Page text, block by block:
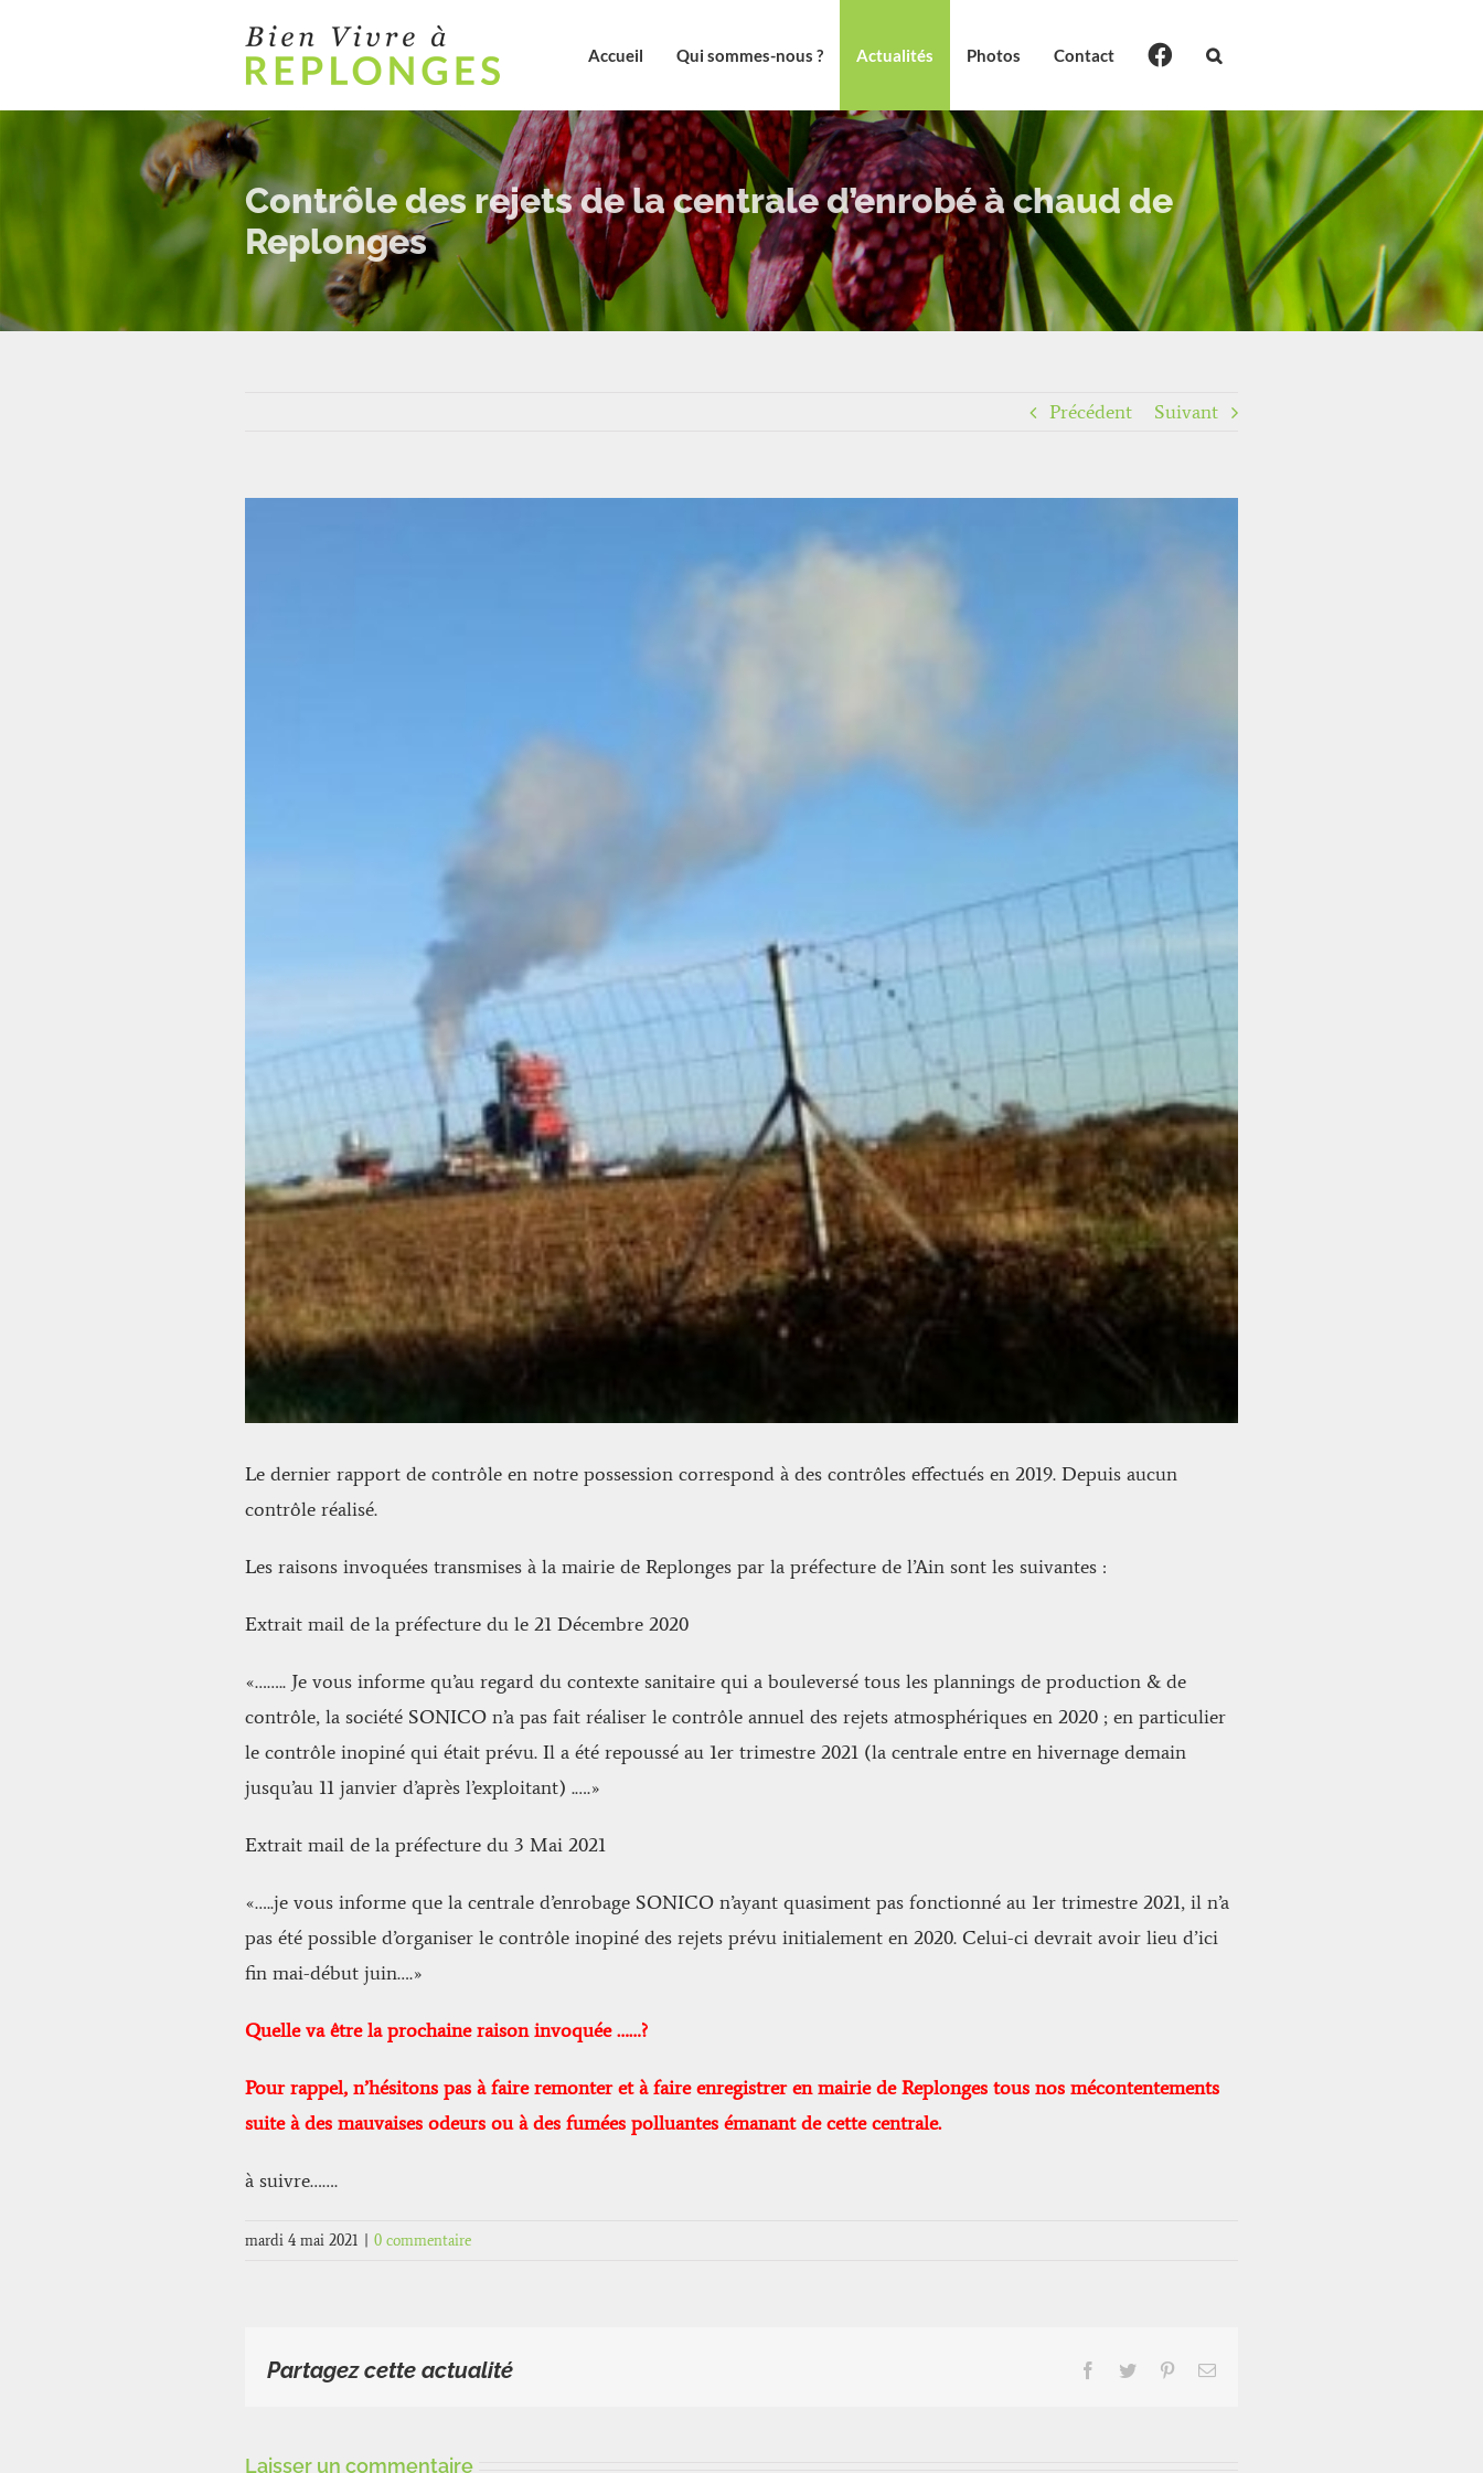
Accueil Qui sommes-nous ? Actualités Photos Contact
Contrôle des rejets de la centrale d’enrobé à chaud de
Replonges
Précédent Suivant
Le dernier rapport de contrôle en notre possession correspond à des contrôles effectués en 2019. Depuis aucun
contrôle réalisé.
Les raisons invoquées transmises à la mairie de Replonges par la préfecture de l’Ain sont les suivantes :
Extrait mail de la préfecture du le 21 Décembre 2020
«…….. Je vous informe qu’au regard du contexte sanitaire qui a bouleversé tous les plannings de production & de
contrôle, la société SONICO n’a pas fait réaliser le contrôle annuel des rejets atmosphériques en 2020 ; en particulier
le contrôle inopiné qui était prévu. Il a été repoussé au 1er trimestre 2021 (la centrale entre en hivernage demain
jusqu’au 11 janvier d’après l’exploitant) .….»
Extrait mail de la préfecture du 3 Mai 2021
«…..je vous informe que la centrale d’enrobage SONICO n’ayant quasiment pas fonctionné au 1er trimestre 2021, il n’a
pas été possible d’organiser le contrôle inopiné des rejets prévu initialement en 2020. Celui-ci devrait avoir lieu d’ici
fin mai-début juin….»
Quelle va être la prochaine raison invoquée ……?
Pour rappel, n’hésitons pas à faire remonter et à faire enregistrer en mairie de Replonges tous nos mécontentements
suite à des mauvaises odeurs ou à des fumées polluantes émanant de cette centrale.
à suivre…….
mardi 4 mai 2021 0 commentaire
Partagez cette actualité Facebook
Twitter PinterestEmail
Laisser un commentaire